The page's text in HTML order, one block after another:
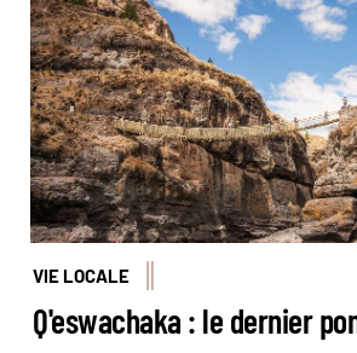
VIE LOCALE
Q'eswachaka : le dernier